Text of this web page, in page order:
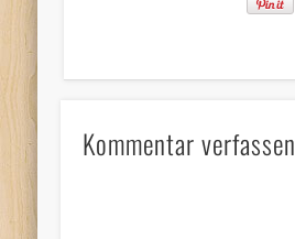
Kommentar verfassen